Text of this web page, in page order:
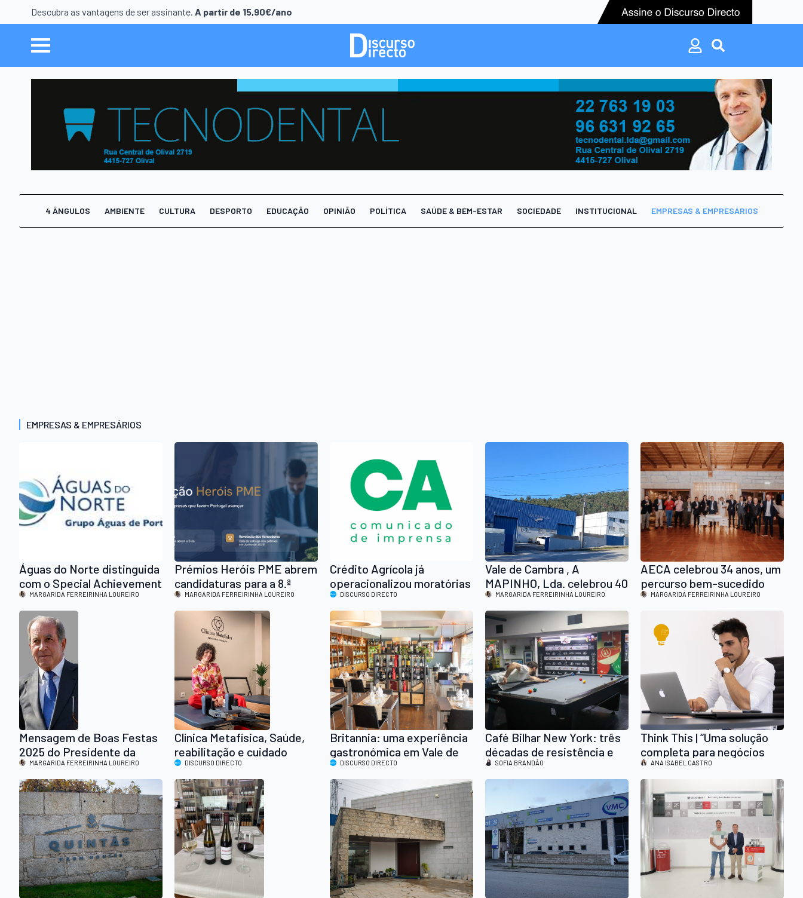
Descubra as vantagens de ser assinante. A partir de 15,90€/ano
Search
for:
Search
for:
4 ÂNGULOS AMBIENTE CULTURA DESPORTO EDUCAÇÃO OPINIÃO POLÍTICA SAÚDE & BEM-ESTAR SOCIEDADE INSTITUCIONAL EMPRESAS & EMPRESÁRIOS
EMPRESAS & EMPRESÁRIOS
Águas do Norte distinguida
com o Special Achievement
in GIS (SAG Award) na ESRI
User Conference 2026 na
Califórnia
MARGARIDA FERREIRINHA LOUREIRO
Prémios Heróis PME abrem
candidaturas para a 8.ª
edição
MARGARIDA FERREIRINHA LOUREIRO
Crédito Agrícola já
operacionalizou moratórias
de apoio a famílias e
empresas afetadas pela
tempestade Kristin
DISCURSO DIRECTO
Vale de Cambra , A
MAPINHO, Lda. celebrou 40
Anos com Homenagem ao
Fundador e Foco na
Modernização Industrial
MARGARIDA FERREIRINHA LOUREIRO
AECA celebrou 34 anos, um
percurso bem-sucedido
que aposta agora na
tecnologia
MARGARIDA FERREIRINHA LOUREIRO
Mensagem de Boas Festas
2025 do Presidente da
Direção da AECOA,
Comendador António da
Silva Rodrigues
MARGARIDA FERREIRINHA LOUREIRO
Clínica Metafísica, Saúde,
reabilitação e cuidado
humano
DISCURSO DIRECTO
Britannia: uma experiência
gastronómica em Vale de
Cambra
DISCURSO DIRECTO
Café Bilhar New York: três
décadas de resistência e
adaptação
SOFIA BRANDÃO
Think This | “Uma solução
completa para negócios
que procuram excelência
Digital”
ANA ISABEL CASTRO